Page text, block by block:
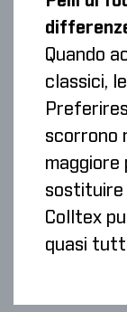
Quando
classici,
scorrono
maggiore
sostituire
Colltex
quasi